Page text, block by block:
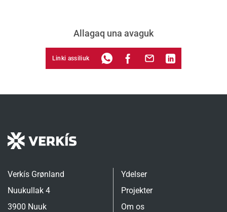
Allagaq una avaguk
Linki assiliuk
Verkís Grønland
Nuukullak 4
3900 Nuuk
Ydelser
Projekter
Om os